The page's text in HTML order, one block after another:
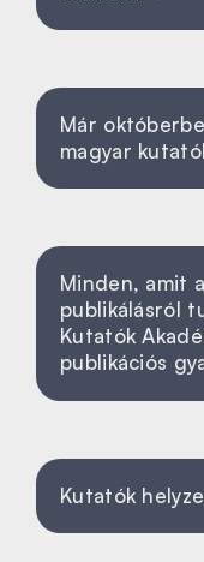
Már
magyar
Minden, amit
publikálásról
Kutatók
publikációs
Kutatók